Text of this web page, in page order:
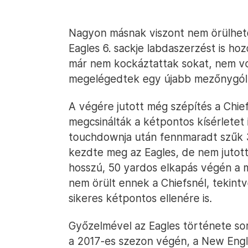
Nagyon másnak viszont nem
Eagles 6. sackje labdaszerzést is
már nem kockáztattak sokat, nem
megelégedtek egy újabb
A végére jutott még szépítés a
megcsinálták a kétpontos
touchdownja után fennmaradt
kezdte meg az Eagles, de nem
hosszú, 50 yardos elkapás végén a
nem örült ennek a Chiefsnél,
sikeres kétpontos ellenére is.
Győzelmével az Eagles története
a 2017-es szezon végén, a New